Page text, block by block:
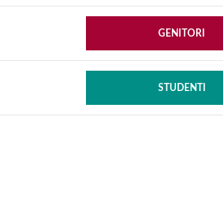
GENITORI
STUDENTI